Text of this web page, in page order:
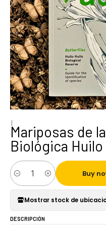
|
Mariposas de
Biológica Huilo
Cantidad Buy
Mostrar stock de
DESCRIPCIÓN